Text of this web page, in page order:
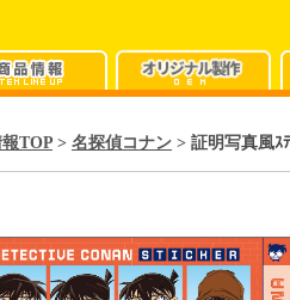
TOP > 名探偵コナン > 証明写真風ｽ